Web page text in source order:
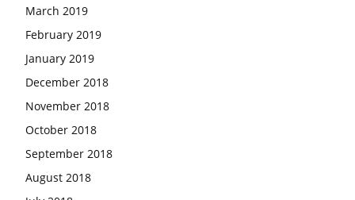
March 2019
February 2019
January 2019
December 2018
November 2018
October 2018
September 2018
August 2018